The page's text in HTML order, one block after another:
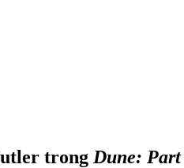
trong Dune: